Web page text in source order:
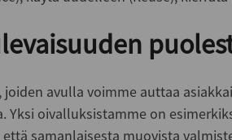
avulla voimme auttaa
oivalluksistamme on
samanlaisesta muovista